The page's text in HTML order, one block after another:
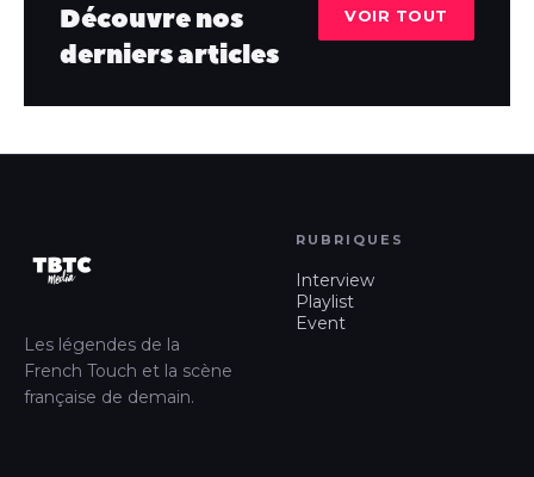
Découvre nos
derniers articles
VOIR TOUT
Les légendes de la
French Touch et la scène
française de demain.
RUBRIQUES
Interview
Playlist
Event